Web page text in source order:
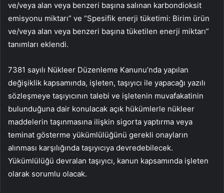
ve/veya alan veya benzeri başına salınan karbondioksit
emisyonu miktarı” ve “Spesifik enerji tüketimi: Birim ürün
ve/veya alan veya benzeri başına tüketilen enerji miktarı”
tanımları eklendi.
7381 sayılı Nükleer Düzenleme Kanunu’nda yapılan
değişiklik kapsamında, işleten, taşıyıcı ile yapacağı yazılı
sözleşmeye taşıyıcının talebi ve işletenin muvafakatinin
bulunduğuna dair konulacak açık hükümlerle nükleer
maddelerin taşınmasına ilişkin sigorta yaptırma veya
teminat gösterme yükümlülüğünü gerekli onayların
alınması karşılığında taşıyıcıya devredebilecek.
Yükümlülüğü devralan taşıyıcı, kanun kapsamında işleten
olarak sorumlu olacak.